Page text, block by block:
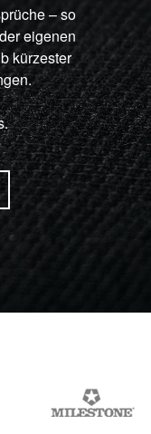
– so
eigenen
kürzester